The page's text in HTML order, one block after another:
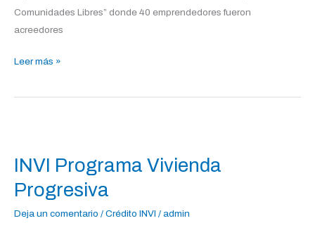
Comunidades Libres” donde 40 emprendedores fueron
acreedores
Leer más »
INVI Programa Vivienda
Progresiva
Deja un comentario / Crédito INVI / admin
Vivienda
Progresiva